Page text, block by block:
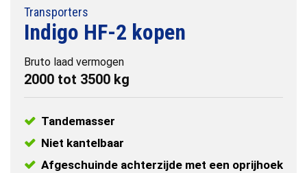
Transporters
Indigo HF-2 kopen
Bruto laad vermogen
2000 tot 3500 kg
Tandemasser
Niet kantelbaar
Afgeschuinde achterzijde met een oprijhoek